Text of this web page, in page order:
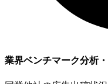
業界ベンチマーク分析